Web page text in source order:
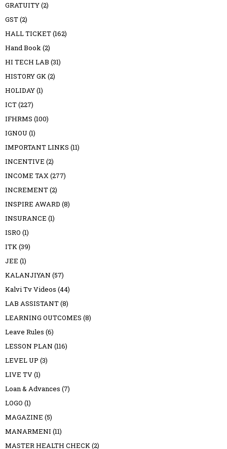
GRATUITY(2)
GST(2)
HALL TICKET(162)
Hand Book(2)
HI TECH LAB (31)
HISTORY GK(2)
HOLIDAY(1)
ICT(227)
IFHRMS (100)
IGNOU (1)
IMPORTANT LINKS (11)
INCENTIVE (2)
INCOME TAX(277)
INCREMENT(2)
INSPIRE AWARD (8)
INSURANCE (1)
ISRO (1)
ITK(39)
JEE (1)
KALANJIYAN (57)
Kalvi Tv Videos (44)
LAB ASSISTANT(8)
LEARNING OUTCOMES (8)
Leave Rules (6)
LESSON PLAN (116)
LEVEL UP (3)
LIVE TV(1)
Loan & Advances (7)
LOGO (1)
MAGAZINE (5)
MANARMENI (11)
MASTER HEALTH CHECK(2)